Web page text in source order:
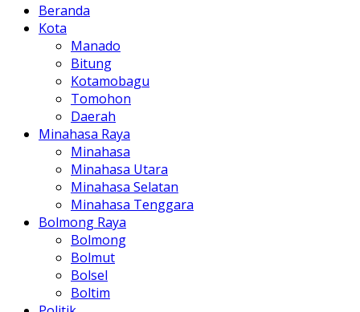
Beranda
Kota
Manado
Bitung
Kotamobagu
Tomohon
Daerah
Minahasa Raya
Minahasa
Minahasa Utara
Minahasa Selatan
Minahasa Tenggara
Bolmong Raya
Bolmong
Bolmut
Bolsel
Boltim